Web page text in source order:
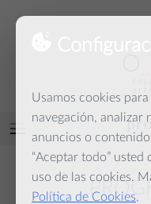
Usamos cookies
navegación, analizar
anuncios o
“Aceptar todo”
uso de las cookies.
Política de Cookies.
y